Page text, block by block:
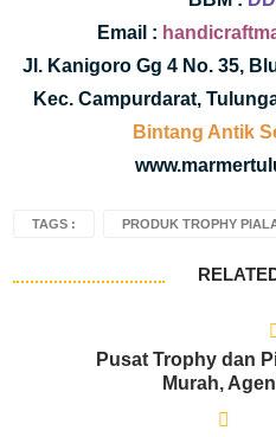
Email :
Jl. Kanigoro Gg 4 No. 35,
Kec. Campurdarat,
Bintang Antik
TAGS : PRODUK TROPHY
Pusat Trophy dan
Murah,